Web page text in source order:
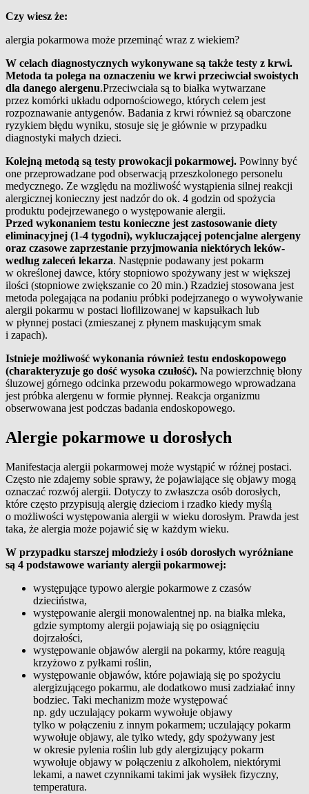
Czy wiesz że:
alergia pokarmowa może przeminąć wraz z wiekiem?
W celach diagnostycznych wykonywane są także testy z krwi.
Metoda ta polega na oznaczeniu we krwi przeciwciał swoistych
dla danego alergenu.Przeciwciała są to białka wytwarzane
przez komórki układu odpornościowego, których celem jest
rozpoznawanie antygenów. Badania z krwi również są obarczone
ryzykiem błędu wyniku, stosuje się je głównie w przypadku
diagnostyki małych dzieci.
Kolejną metodą są testy prowokacji pokarmowej. Powinny być
one przeprowadzane pod obserwacją przeszkolonego personelu
medycznego. Ze względu na możliwość wystąpienia silnej reakcji
alergicznej konieczny jest nadzór do ok. 4 godzin od spożycia
produktu podejrzewanego o występowanie alergii.
Przed wykonaniem testu konieczne jest zastosowanie diety
eliminacyjnej (1-4 tygodni), wykluczającej potencjalne alergeny
oraz czasowe zaprzestanie przyjmowania niektórych leków-
według zaleceń lekarza. Następnie podawany jest pokarm
w określonej dawce, który stopniowo spożywany jest w większej
ilości (stopniowe zwiększanie co 20 min.) Rzadziej stosowana jest
metoda polegająca na podaniu próbki podejrzanego o wywoływanie
alergii pokarmu w postaci liofilizowanej w kapsułkach lub
w płynnej postaci (zmieszanej z płynem maskującym smak
i zapach).
Istnieje możliwość wykonania również testu endoskopowego
(charakteryzuje go dość wysoka czułość). Na powierzchnię błony
śluzowej górnego odcinka przewodu pokarmowego wprowadzana
jest próbka alergenu w formie płynnej. Reakcja organizmu
obserwowana jest podczas badania endoskopowego.
Alergie pokarmowe u dorosłych
Manifestacja alergii pokarmowej może wystąpić w różnej postaci.
Często nie zdajemy sobie sprawy, że pojawiające się objawy mogą
oznaczać rozwój alergii. Dotyczy to zwłaszcza osób dorosłych,
które często przypisują alergię dzieciom i rzadko kiedy myślą
o możliwości występowania alergii w wieku dorosłym. Prawda jest
taka, że alergia może pojawić się w każdym wieku.
W przypadku starszej młodzieży i osób dorosłych wyróżniane
są 4 podstawowe warianty alergii pokarmowej:
występujące typowo alergie pokarmowe z czasów
dzieciństwa,
występowanie alergii monowalentnej np. na białka mleka,
gdzie symptomy alergii pojawiają się po osiągnięciu
dojrzałości,
występowanie objawów alergii na pokarmy, które reagują
krzyżowo z pyłkami roślin,
występowanie objawów, które pojawiają się po spożyciu
alergizującego pokarmu, ale dodatkowo musi zadziałać inny
bodziec. Taki mechanizm może występować
np. gdy uczulający pokarm wywołuje objawy
tylko w połączeniu z innym pokarmem; uczulający pokarm
wywołuje objawy, ale tylko wtedy, gdy spożywany jest
w okresie pylenia roślin lub gdy alergizujący pokarm
wywołuje objawy w połączeniu z alkoholem, niektórymi
lekami, a nawet czynnikami takimi jak wysiłek fizyczny,
temperatura.